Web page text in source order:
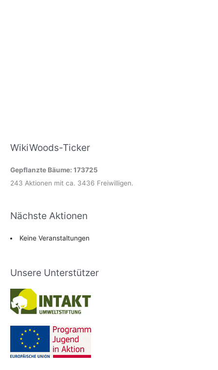
WikiWoods-Ticker
Gepflanzte Bäume: 173725
243 Aktionen mit ca. 3436 Freiwilligen.
Nächste Aktionen
Keine Veranstaltungen
Unsere Unterstützer